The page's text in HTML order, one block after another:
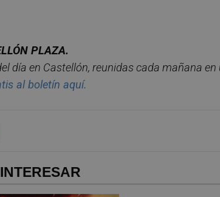
ÓN PLAZA.
día en Castellón, reunidas cada mañana en
al boletín aquí.